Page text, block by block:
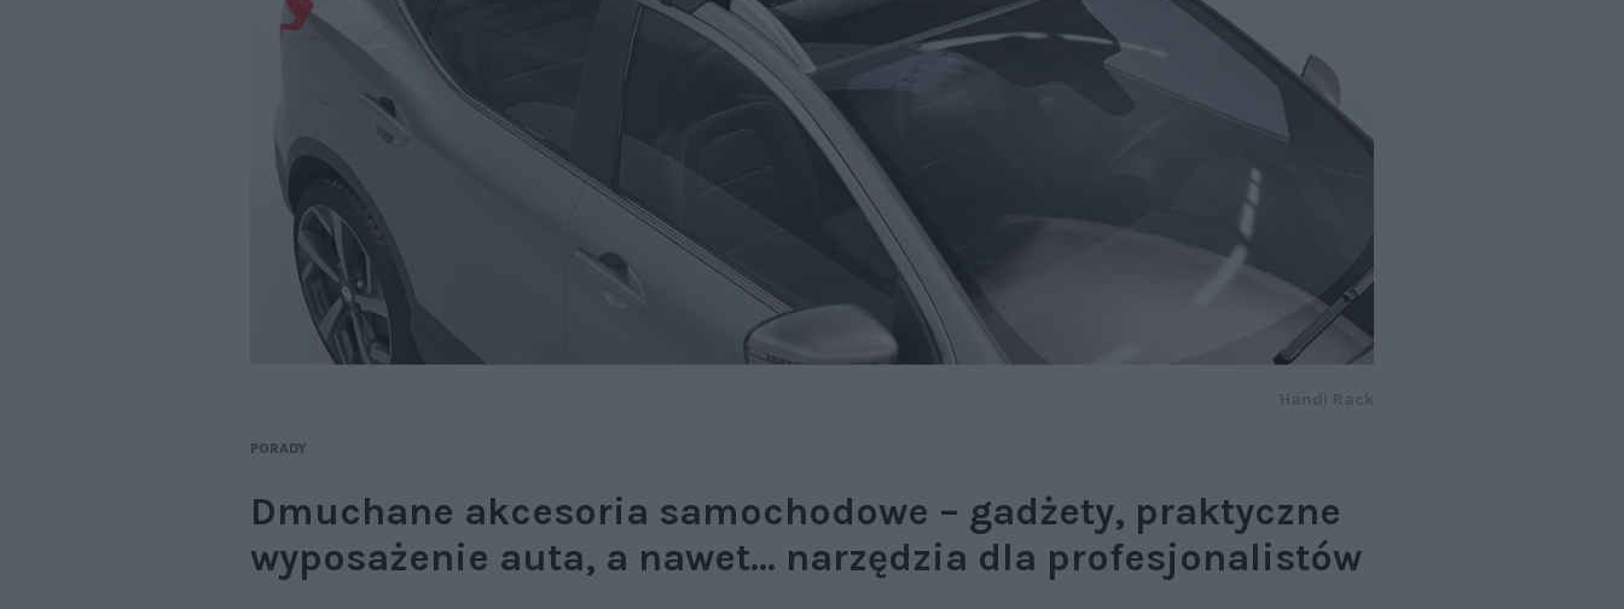
PORADY
Dmuchane akcesoria samochodowe – gadżety, praktyczne
wyposażenie auta, a nawet... narzędzia dla profesjonalistów